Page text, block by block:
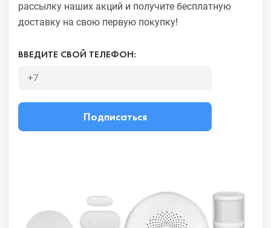
рассылку наших акций и получите бесплатную
доставку на свою первую покупку!
ВВЕДИТЕ СВОЙ ТЕЛЕФОН:
Подписаться